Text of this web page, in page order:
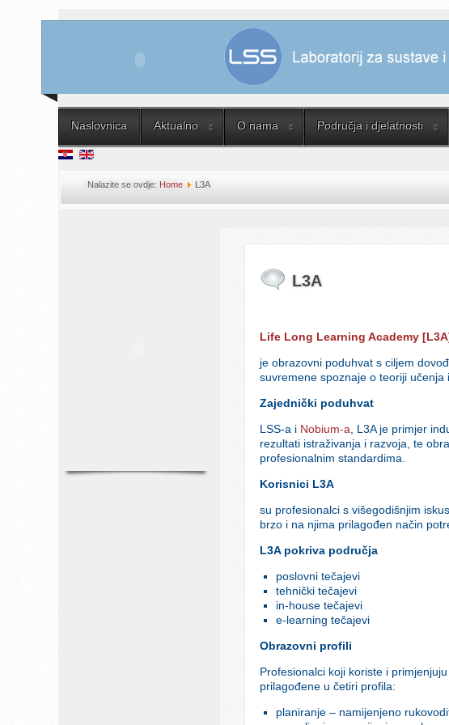
Naslovnica Aktualno O nama Područja i djelatnosti
Nalazite se ovdje:Home L3A
L3A
Life Long Learning Academy
je obrazovni poduhvat s ciljem
suvremene spoznaje o teoriji učenja
Zajednički poduhvat
LSS-a i Nobium-a , L3A je primjer
rezultati istraživanja i razvoja, te
profesionalnim standardima.
Korisnici L3A
su profesionalci s višegodišnjim
brzo i na njima prilagođen način
L3A pokriva područja
poslovni tečajevi
tehnički tečajevi
in-house tečajevi
e-learning tečajevi
Obrazovni profili
Profesionalci koji koriste i
prilagođene u četiri profila:
planiranje – namijenjeno